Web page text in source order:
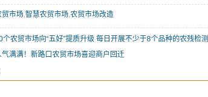
贸市场,智慧农贸市场,农贸市场改造
个农贸市场向“五好”提质升级 每日开展不少于8个品种的农残检测
气满满！新路口农贸市场喜迎商户回迁